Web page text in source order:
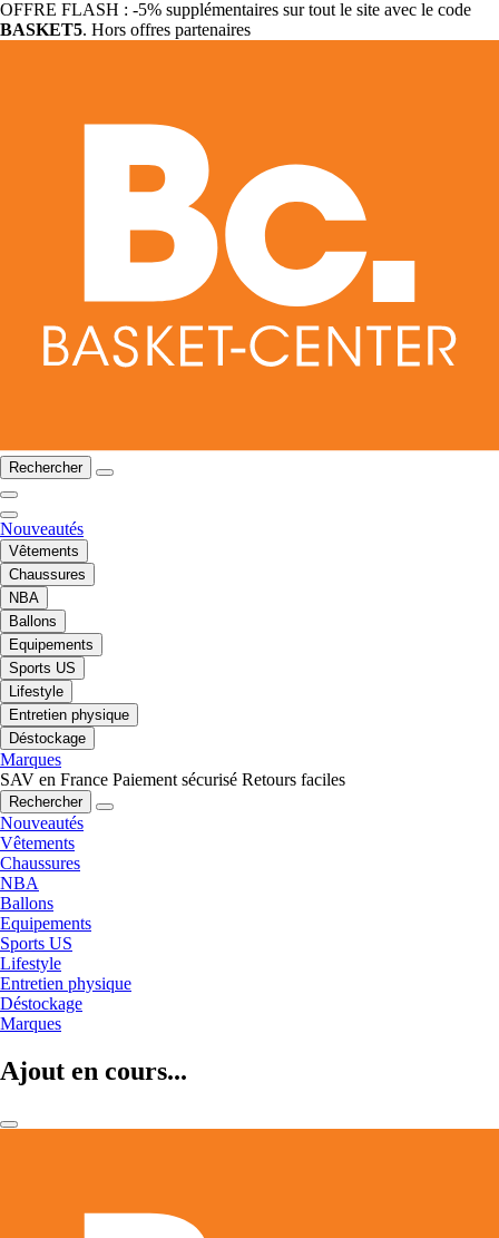
OFFRE FLASH : -5% supplémentaires sur tout le site avec le code
BASKET5. Hors offres partenaires
Rechercher
Nouveautés
Vêtements
Chaussures
NBA
Ballons
Equipements
Sports US
Lifestyle
Entretien physique
Déstockage
Marques
SAV en France Paiement sécurisé Retours faciles
Rechercher
Nouveautés
Vêtements
Chaussures
NBA
Ballons
Equipements
Sports US
Lifestyle
Entretien physique
Déstockage
Marques
Ajout en cours...